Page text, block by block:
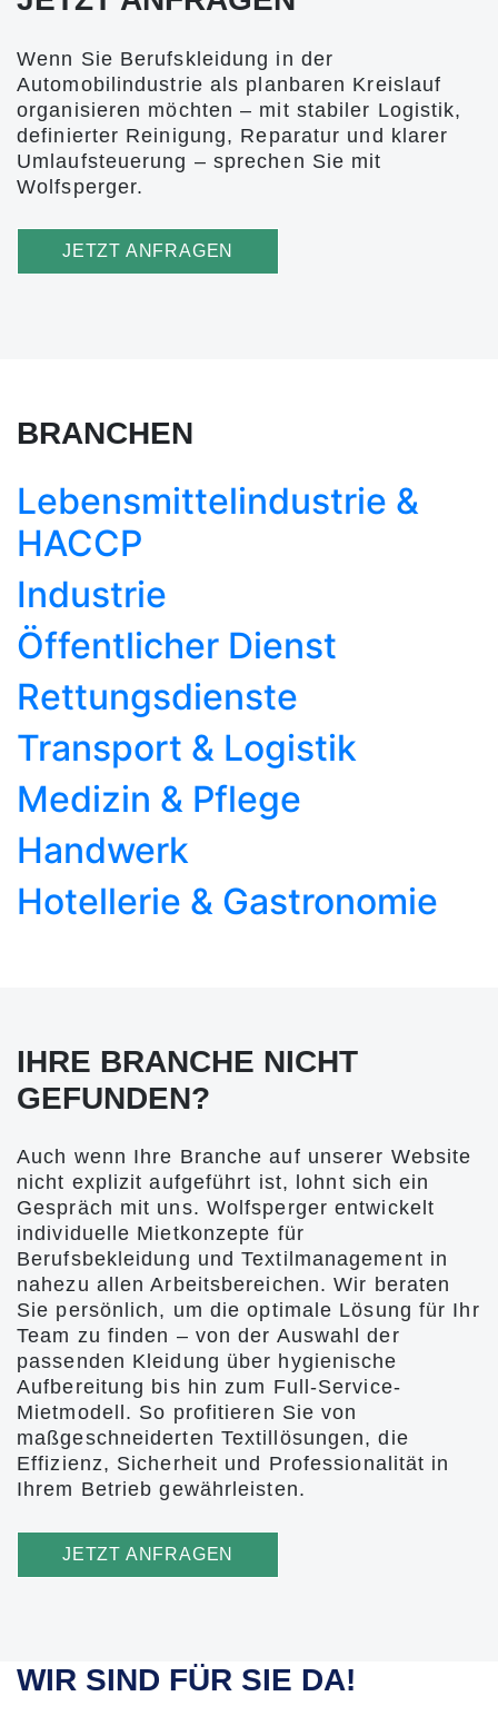
Wenn Sie Berufskleidung in der
Automobilindustrie als planbaren Kreislauf
organisieren möchten – mit stabiler Logistik,
definierter Reinigung, Reparatur und klarer
Umlaufsteuerung – sprechen Sie mit
Wolfsperger.
JETZT ANFRAGEN
BRANCHEN
Lebensmittel­industrie &
HACCP
Industrie
Öffentlicher Dienst
Rettungsdienste
Transport & Logistik
Medizin & Pflege
Handwerk
Hotellerie & Gastronomie
IHRE BRANCHE NICHT
GEFUNDEN?
Auch wenn Ihre Branche auf unserer Website
nicht explizit aufgeführt ist, lohnt sich ein
Gespräch mit uns. Wolfsperger entwickelt
individuelle Mietkonzepte für
Berufsbekleidung und Textilmanagement in
nahezu allen Arbeitsbereichen. Wir beraten
Sie persönlich, um die optimale Lösung für Ihr
Team zu finden – von der Auswahl der
passenden Kleidung über hygienische
Aufbereitung bis hin zum Full-Service-
Mietmodell. So profitieren Sie von
maßgeschneiderten Textillösungen, die
Effizienz, Sicherheit und Professionalität in
Ihrem Betrieb gewährleisten.
JETZT ANFRAGEN
WIR SIND FÜR SIE DA!